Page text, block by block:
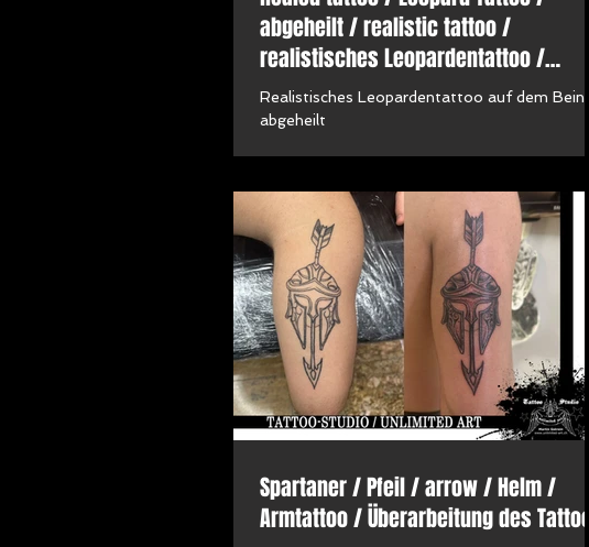
abgeheilt / realistic tattoo /
realistisches Leopardentattoo /
Beintattoo
Realistisches Leopardentattoo auf dem Bein /
abgeheilt
Spartaner / Pfeil / arrow / Helm /
Armtattoo / Überarbeitung des Tattoos